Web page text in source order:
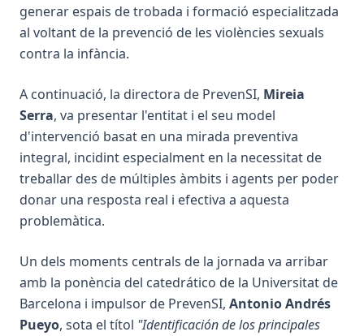
generar espais de trobada i formació especialitzada
al voltant de la prevenció de les violències sexuals
contra la infància.
A continuació, la directora de PrevenSI, Mireia
Serra, va presentar l'entitat i el seu model
d'intervenció basat en una mirada preventiva
integral, incidint especialment en la necessitat de
treballar des de múltiples àmbits i agents per poder
donar una resposta real i efectiva a aquesta
problemàtica.
Un dels moments centrals de la jornada va arribar
amb la ponència del catedrático de la Universitat de
Barcelona i impulsor de PrevenSI, Antonio Andrés
Pueyo, sota el títol "Identificación de los principales